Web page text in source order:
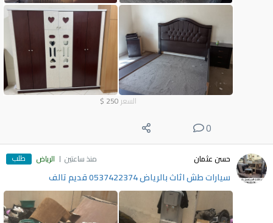
السعر 250
$
0
حسن عثمان منذ ساعتين الرياض طلب
سيارات طش اثاث بالرياض 0537422374 قديم تالف